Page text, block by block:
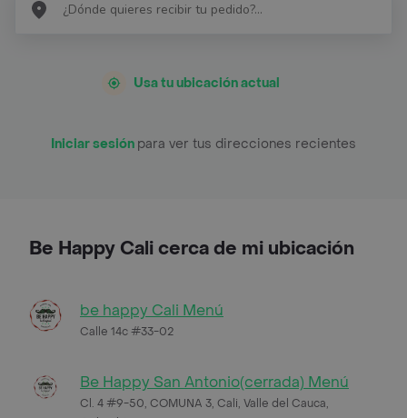
Usa tu ubicación actual
Iniciar sesión para ver tus direcciones recientes
Be Happy Cali cerca de mi ubicación
be happy Cali Menú
Calle 14c #33-02
Be Happy San Antonio(cerrada) Menú
Cl. 4 #9-50, COMUNA 3, Cali, Valle del Cauca,